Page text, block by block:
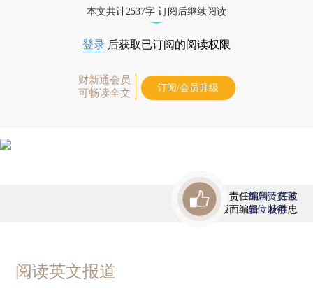
本文共计2537字 订阅后继续阅读
登录 后获取已订阅的阅读权限
财新通会员
可畅读全文
订阅/会员升级
责任编辑：任波
版面编辑：杨胜忠
首席赞赏官
虚位以待
阅读英文报道